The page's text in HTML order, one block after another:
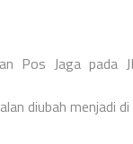
Pos Jaga
diubah menjadi